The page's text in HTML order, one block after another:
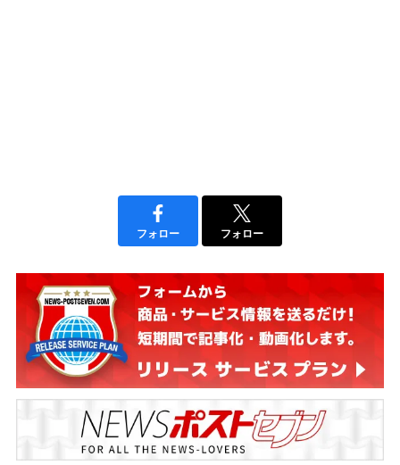
フォロー フォロー